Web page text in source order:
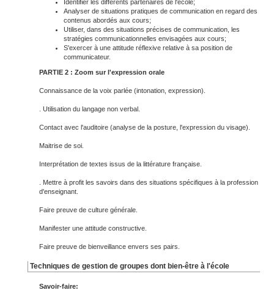
Identifier les différents partenaires de l'école;
Analyser de situations pratiques de communication en regard des
contenus abordés aux cours;
Utiliser, dans des situations précises de communication, les
stratégies communicationnelles envisagées aux cours;
S'exercer à une attitude réflexive relative à sa position de
communicateur.
PARTIE 2 : Zoom sur l'expression orale
Connaissance de la voix parlée (intonation, expression).
. Utilisation du langage non verbal.
Contact avec l'auditoire (analyse de la posture, l'expression du visage).
Maitrise de soi.
Interprétation de textes issus de la littérature française.
. Mettre à profit les savoirs dans des situations spécifiques à la profession
d'enseignant.
Faire preuve de culture générale.
Manifester une attitude constructive.
Faire preuve de bienveillance envers ses pairs.
Techniques de gestion de groupes dont bien-être à l'école
Savoir-faire: